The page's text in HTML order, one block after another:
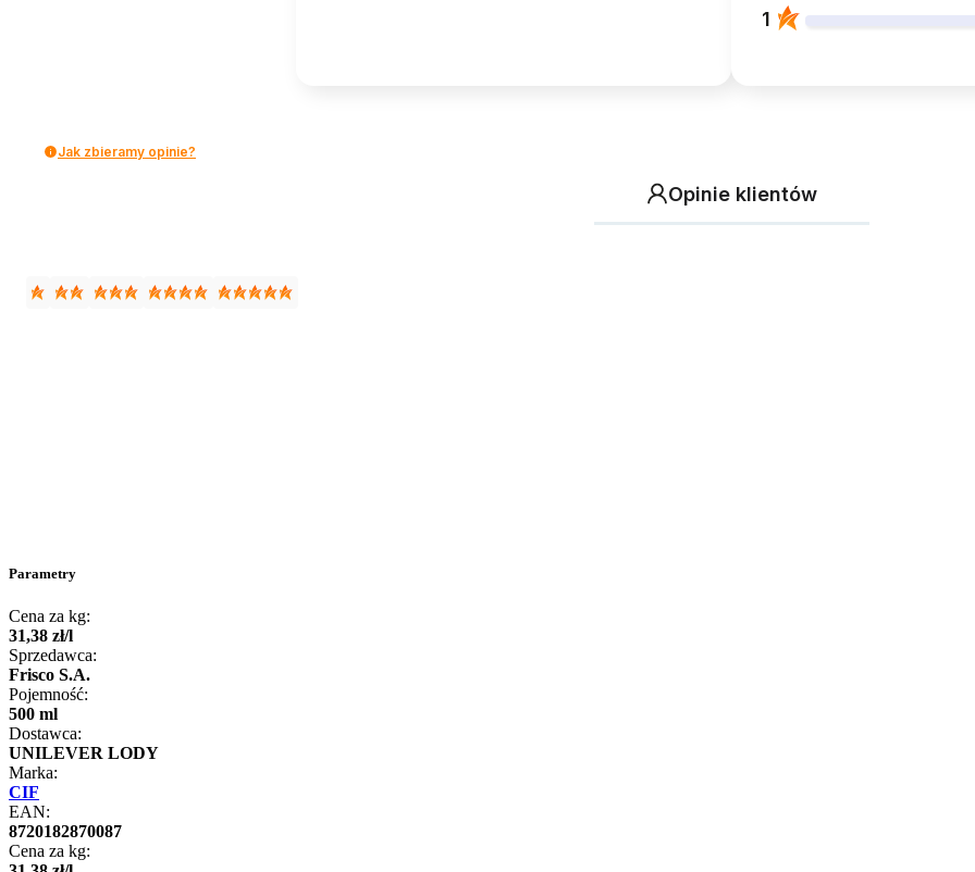
1
Jak zbieramy opinie?
Opinie klientów
Parametry
Cena za kg:
31,38 zł/l
Sprzedawca:
Frisco S.A.
Pojemność:
500 ml
Dostawca:
UNILEVER LODY
Marka:
CIF
EAN:
8720182870087
Cena za kg: